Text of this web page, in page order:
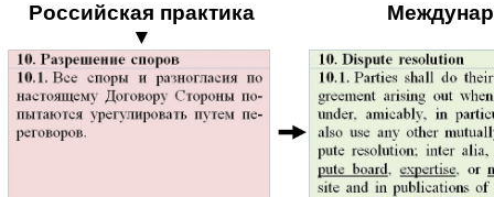
Российская практика
▼